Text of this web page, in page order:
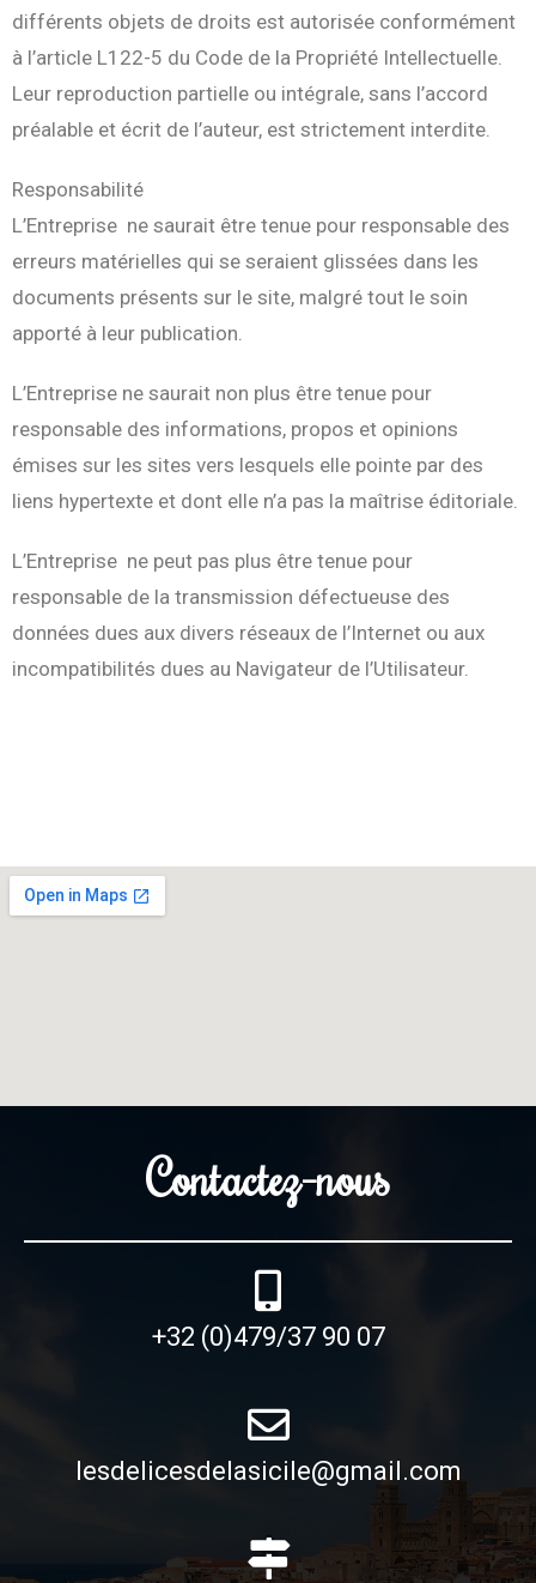
différents objets de droits est autorisée conformément
à l’article L122-5 du Code de la Propriété Intellectuelle.
Leur reproduction partielle ou intégrale, sans l’accord
préalable et écrit de l’auteur, est strictement interdite.
Responsabilité
L’Entreprise ne saurait être tenue pour responsable des
erreurs matérielles qui se seraient glissées dans les
documents présents sur le site, malgré tout le soin
apporté à leur publication.
L’Entreprise ne saurait non plus être tenue pour
responsable des informations, propos et opinions
émises sur les sites vers lesquels elle pointe par des
liens hypertexte et dont elle n’a pas la maîtrise éditoriale.
L’Entreprise ne peut pas plus être tenue pour
responsable de la transmission défectueuse des
données dues aux divers réseaux de l’Internet ou aux
incompatibilités dues au Navigateur de l’Utilisateur.
Contactez-nous
+32 (0)479/37 90 07
lesdelicesdelasicile@gmail.com